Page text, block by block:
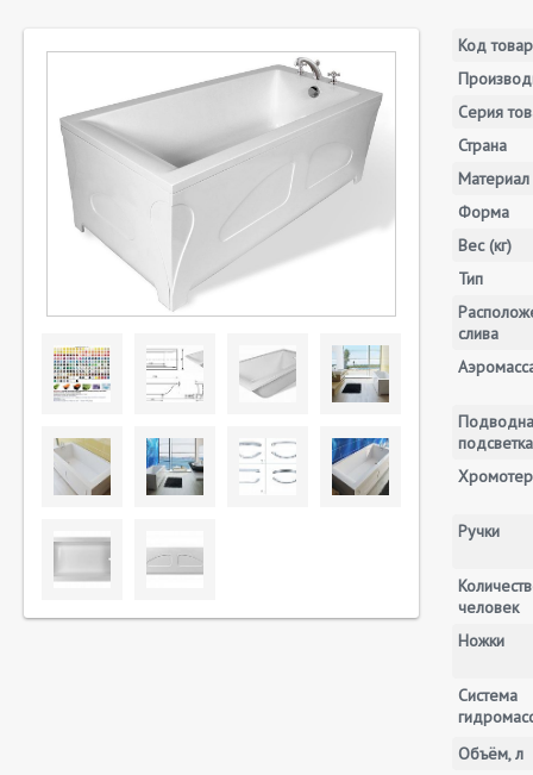
Код
Серия
Страна
Материал
Форма
Вес (кг)
Тип
слива
подсветка
Ручки
человек
Ножки
Система
Объём, л